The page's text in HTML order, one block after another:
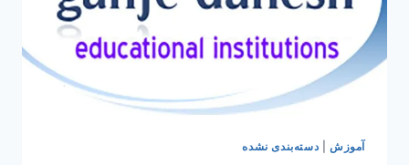
آموزش| دسته‌بندی نشده